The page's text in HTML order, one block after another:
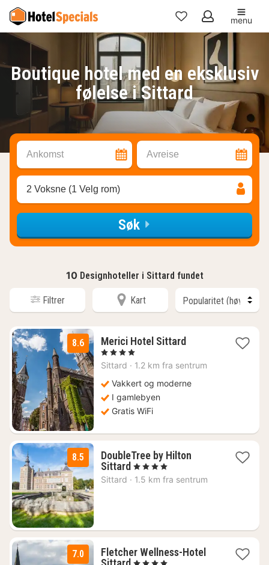
Mine
favoritter
menu
Boutique hotel med en eksklusiv
følelse i Sittard
Ankomst Avreise
2 Voksne (1 Velg rom)
Søk
10 Designhoteller i Sittard fundet
Filtrer Kart
8.6 Merici Hotel Sittard1
fra
kr.
, 4 Stjerner
Sittard · 1.2 km fra sentrum
Vakkert og moderne
I gamlebyen
Gratis WiFi
8.5
DoubleTree by Hilton
Sittard 2
netter
, 4 Stjerner
Sittard · 1.5 km fra sentrum
7.0
Fletcher Wellness-Hotel
1
, 4 Stjerner